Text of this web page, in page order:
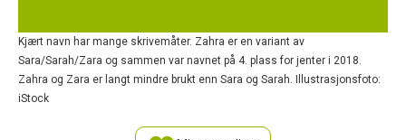
Kjært navn har mange skrivemåter. Zahra er en variant av
Sara/Sarah/Zara og sammen var navnet på 4. plass for jenter i 2018.
Zahra og Zara er langt mindre brukt enn Sara og Sarah. Illustrasjonsfoto:
iStock